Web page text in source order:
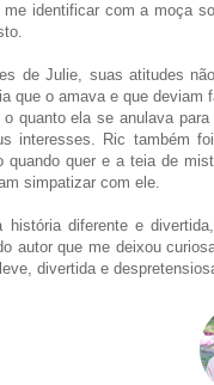
identificar com a moça
de Julie, suas atitudes
que o amava e que deviam
quanto ela se anulava
interesses. Ric também
quer e a teia de
simpatizar com ele.
história diferente e
autor que me deixou
divertida e